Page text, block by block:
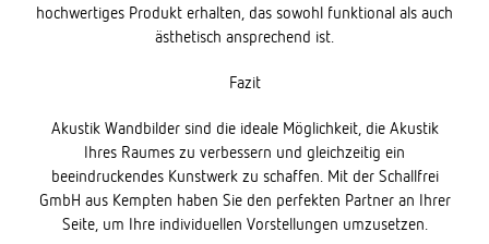
hochwertiges Produkt erhalten, das sowohl funktional als auch
ästhetisch ansprechend ist.
Fazit
Akustik Wandbilder sind die ideale Möglichkeit, die Akustik
Ihres Raumes zu verbessern und gleichzeitig ein
beeindruckendes Kunstwerk zu schaffen. Mit der Schallfrei
GmbH aus Kempten haben Sie den perfekten Partner an Ihrer
Seite, um Ihre individuellen Vorstellungen umzusetzen.